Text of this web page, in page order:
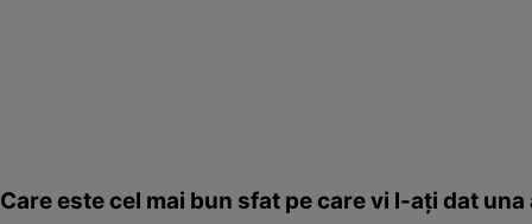
Care este cel mai bun sfat pe care vi l-ați dat una